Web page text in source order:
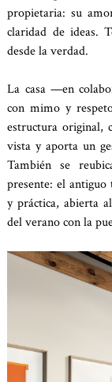
propietaria: su
claridad de ideas.
desde la verdad.
La casa —en
con mimo y
estructura original,
vista y aporta un
También se
presente: el
y práctica, abierta
del verano con la